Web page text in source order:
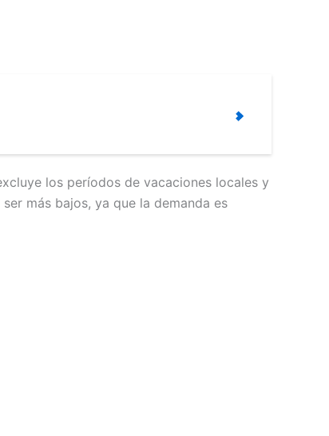
los períodos de vacaciones locales y
más bajos, ya que la demanda es